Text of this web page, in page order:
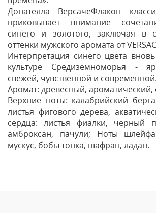
Донателла ВерсачеФлакон
приковывает внимание
синего и золотого, заключая в
оттенки мужского аромата от
Интерпретация синего цвета
культуре Средиземноморья -
свежей, чувственной и современной.
Аромат: древесный,
Верхние ноты: калабрийский
листья фигового дерева,
сердца: листья фиалки, черный
амброксан, пачули; Ноты
мускус, бобы тонка, шафран, ладан.